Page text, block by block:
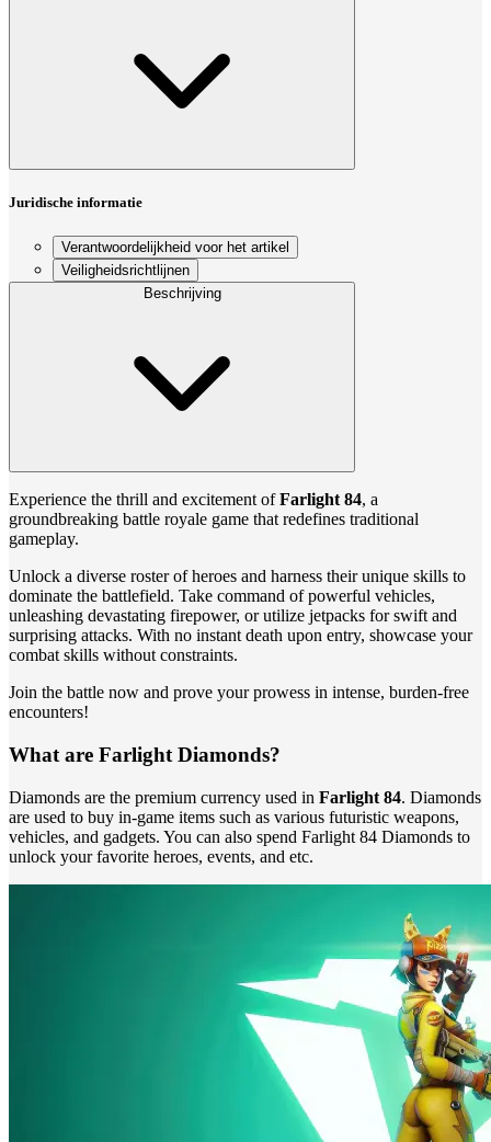
Juridische informatie
Verantwoordelijkheid voor het artikel
Veiligheidsrichtlijnen
Beschrijving
Experience the thrill and excitement ofFarlight 84, a
groundbreaking battle royale game that redefines traditional
gameplay.
Unlock a diverse roster of heroes and harness their unique skills to
dominate the battlefield. Take command of powerful vehicles,
unleashing devastating firepower, or utilize jetpacks for swift and
surprising attacks. With no instant death upon entry, showcase your
combat skills without constraints.
Join the battle now and prove your prowess in intense, burden-free
encounters!
What are Farlight Diamonds?
Diamonds are the premium currency used in Farlight 84. Diamonds
are used to buy in-game items such as various futuristic weapons,
vehicles, and gadgets. You can also spend Farlight 84 Diamonds to
unlock your favorite heroes, events, and etc.